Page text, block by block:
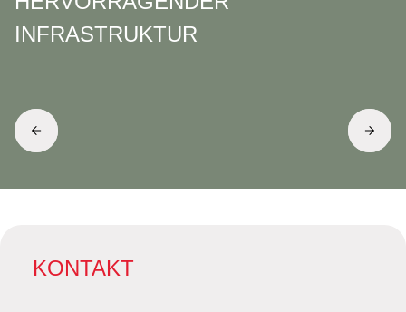
INFRASTRUKTUR
KONTAKT